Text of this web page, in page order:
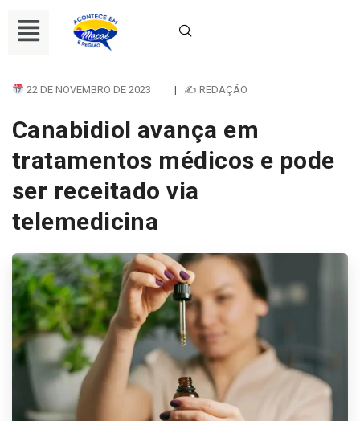
22 DE NOVEMBRO DE 2023 | ✍ REDAÇÃO
Canabidiol avança em
tratamentos médicos e pode
ser receitado via
telemedicina